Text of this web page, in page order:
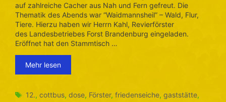
auf zahlreiche Cacher aus Nah und Fern gefreut. Die
Thematik des Abends war “Waidmannsheil” – Wald, Flur,
Tiere. Hierzu haben wir Herrn Kahl, Revierförster
des Landesbetriebes Forst Brandenburg eingeladen.
Eröffnet hat den Stammtisch …
Mehr lesen
Schlagwörter
12.,cottbus,dose, Förster,friedenseiche,gaststätte,